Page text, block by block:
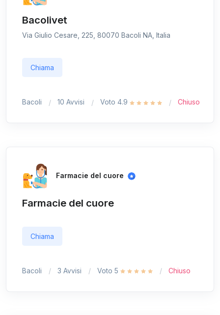
Bacolivet
Via Giulio Cesare, 225, 80070 Bacoli NA, Italia
Chiama
Bacoli 10 Avvisi Voto 4.9 Chiuso
Farmacie del cuore
Farmacie del cuore
Chiama
Bacoli 3 Avvisi Voto 5 Chiuso